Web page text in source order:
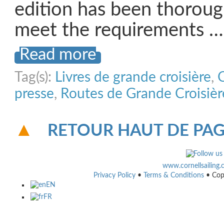
edition has been
meet the requirements …
Read more
Tag(s): Livres de grande croisière,
presse, Routes de Grande
RETOUR HAUT DE
Privacy Policy • Terms & Conditions •
EN
FR